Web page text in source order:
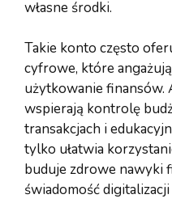
własne środki.
Takie konto często
cyfrowe, które
użytkowanie finansów.
wspierają kontrolę
transakcjach i
tylko ułatwia
buduje zdrowe nawyki
świadomość digitalizacji